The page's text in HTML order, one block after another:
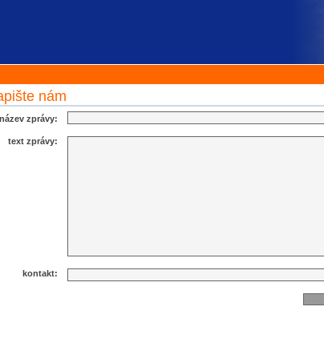
nám
název zprávy:
text zprávy:
kontakt: